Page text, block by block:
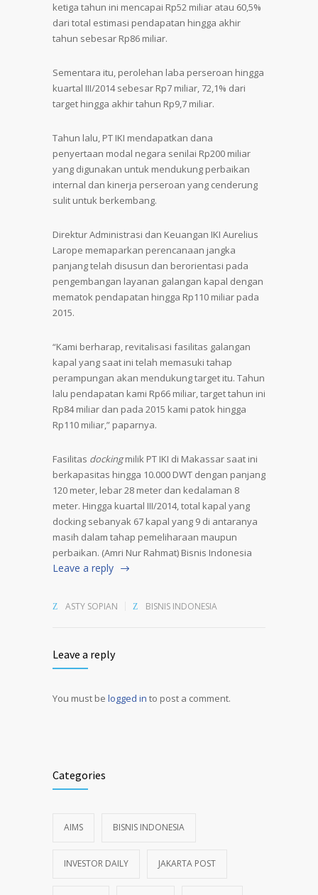
ketiga tahun ini mencapai Rp52 miliar atau 60,5%
dari total estimasi pendapatan hingga akhir
tahun sebesar Rp86 miliar.
Sementara itu, perolehan laba perseroan hingga
kuartal III/2014 sebesar Rp7 miliar, 72,1% dari
target hingga akhir tahun Rp9,7 miliar.
Tahun lalu, PT IKI mendapatkan dana
penyertaan modal negara senilai Rp200 miliar
yang digunakan untuk mendukung perbaikan
internal dan kinerja perseroan yang cenderung
sulit untuk berkembang.
Direktur Administrasi dan Keuangan IKI Aurelius
Larope memaparkan perencanaan jangka
panjang telah disusun dan berorientasi pada
pengembangan layanan galangan kapal dengan
mematok pendapatan hingga Rp110 miliar pada
2015.
“Kami berharap, revitalisasi fasilitas galangan
kapal yang saat ini telah memasuki tahap
perampungan akan mendukung target itu. Tahun
lalu pendapatan kami Rp66 miliar, target tahun ini
Rp84 miliar dan pada 2015 kami patok hingga
Rp110 miliar,” paparnya.
Fasilitas dockingmilik PT IKI di Makassar saat ini
berkapasitas hingga 10.000 DWT dengan panjang
120 meter, lebar 28 meter dan kedalaman 8
meter. Hingga kuartal III/2014, total kapal yang
docking sebanyak 67 kapal yang 9 di antaranya
masih dalam tahap pemeliharaan maupun
perbaikan. (Amri Nur Rahmat) Bisnis Indonesia
Leave a reply
ASTY SOPIAN BISNIS INDONESIA
Leave a reply
You must be logged in to post a comment.
Categories
AIMS BISNIS INDONESIA
INVESTOR DAILY JAKARTA POST